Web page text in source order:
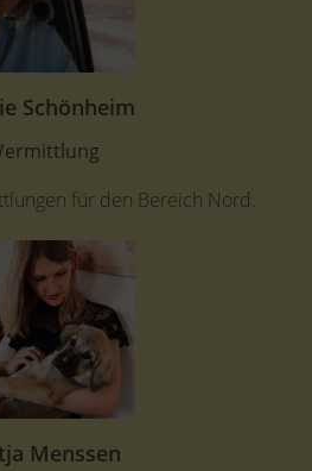
Schönheim
für den Bereich Nord.
Menssen